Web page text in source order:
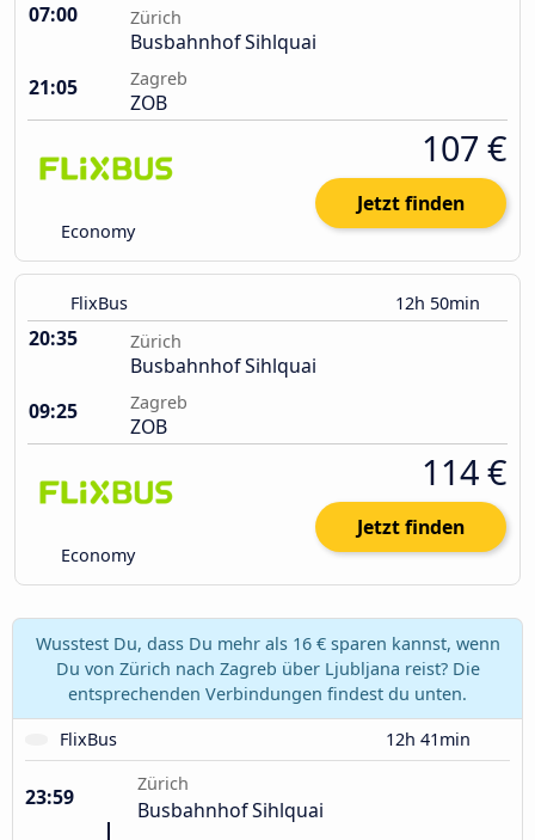
07:00 Zürich
Busbahnhof Sihlquai
21:05
Zagreb
ZOB
Economy
107 €
Jetzt finden
FlixBus 12h 50min
20:35 Zürich
Busbahnhof Sihlquai
09:25
Zagreb
ZOB
Economy
114 €
Jetzt finden
Wusstest Du, dass Du mehr als 16 € sparen kannst, wenn
Du von Zürich nach Zagreb über Ljubljana reist? Die
entsprechenden Verbindungen findest du unten.
FlixBus
12h 41min
23:59
Zürich
Busbahnhof Sihlquai